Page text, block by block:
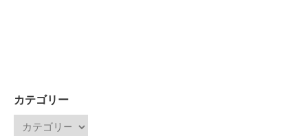
カテゴリー